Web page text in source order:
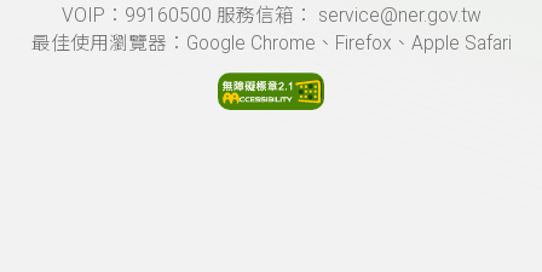
VOIP：99160500 服務信箱： service@ner.gov.tw
最佳使用瀏覽器：Google Chrome、Firefox、Apple Safari